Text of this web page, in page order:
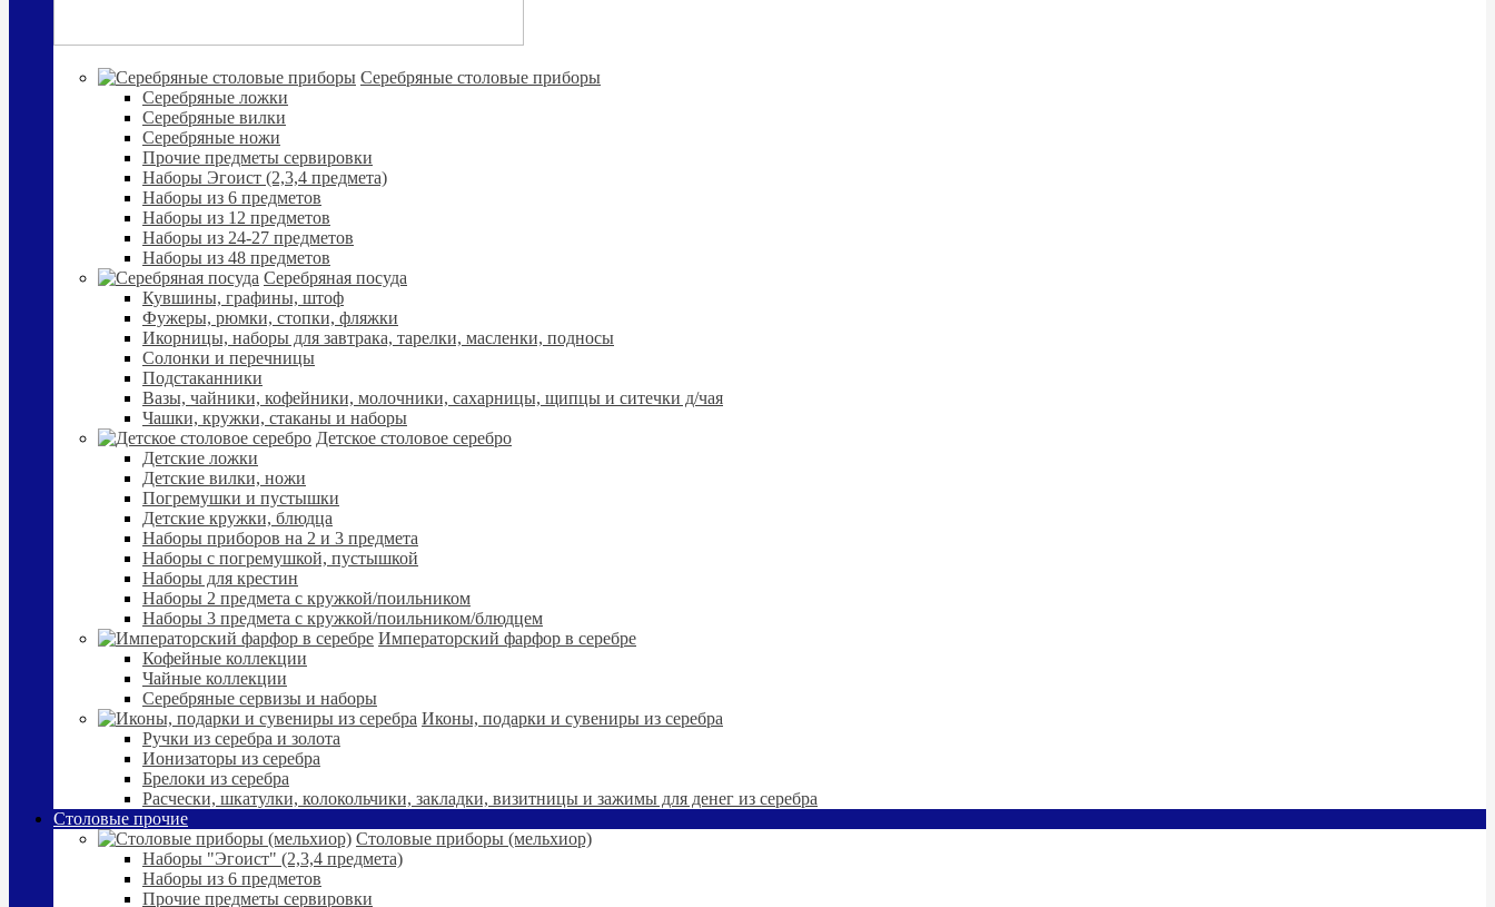
Cеребряные столовые приборы
Серебряные ложки
Серебряные вилки
Серебряные ножи
Прочие предметы сервировки
Наборы Эгоист (2,3,4 предмета)
Наборы из 6 предметов
Наборы из 12 предметов
Наборы из 24-27 предметов
Наборы из 48 предметов
Серебряная посуда
Кувшины, графины, штоф
Фужеры, рюмки, стопки, фляжки
Икорницы, наборы для завтрака, тарелки, масленки, подносы
Солонки и перечницы
Подстаканники
Вазы, чайники, кофейники, молочники, сахарницы, щипцы и ситечки д/чая
Чашки, кружки, стаканы и наборы
Детское столовое серебро
Детские ложки
Детские вилки, ножи
Погремушки и пустышки
Детские кружки, блюдца
Наборы приборов на 2 и 3 предмета
Наборы с погремушкой, пустышкой
Наборы для крестин
Наборы 2 предмета с кружкой/поильником
Наборы 3 предмета с кружкой/поильником/блюдцем
Императорский фарфор в серебре
Кофейные коллекции
Чайные коллекции
Серебряные сервизы и наборы
Иконы, подарки и сувениры из серебра
Ручки из серебра и золота
Ионизаторы из серебра
Брелоки из серебра
Расчески, шкатулки, колокольчики, закладки, визитницы и зажимы для денег из серебра
Столовые прочие
Столовые приборы (мельхиор)
Наборы "Эгоист" (2,3,4 предмета)
Наборы из 6 предметов
Прочие предметы сервировки